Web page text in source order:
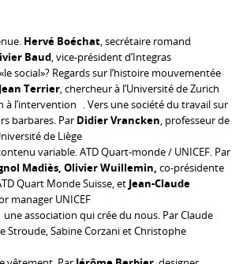
Hervé Boéchat, secrétaire romand
Baud, vice-président d’Integras
social»? Regards sur l’histoire mouvementée
Jean Terrier, chercheur à l’Université de Zurich
à l’intervention . Vers une société du travail sur
barbares. Par Didier Vrancken, professeur de
de Liège
variable. ATD Quart-monde / UNICEF. Par
Madiès, Olivier Wuillemin, co-présidente
Quart Monde Suisse, et Jean-Claude
manager UNICEF
association qui crée du nous. Par Claude
Stroude, Sabine Corzani et Christophe